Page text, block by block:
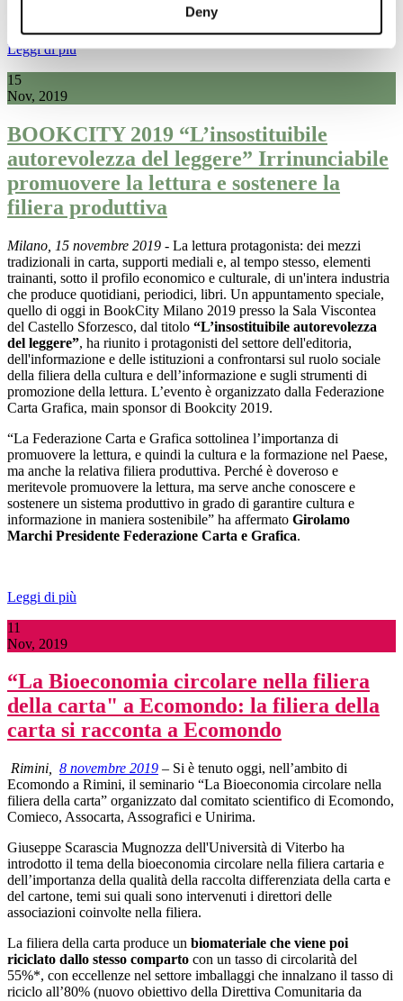
Deny
Leggi di più
15
Nov, 2019
BOOKCITY 2019 “L’insostituibile
autorevolezza del leggere” Irrinunciabile
promuovere la lettura e sostenere la
filiera produttiva
Milano, 15 novembre 2019 - La lettura protagonista: dei mezzi
tradizionali in carta, supporti mediali e, al tempo stesso, elementi
trainanti, sotto il profilo economico e culturale, di un'intera industria
che produce quotidiani, periodici, libri. Un appuntamento speciale,
quello di oggi in BookCity Milano 2019 presso la Sala Viscontea
del Castello Sforzesco, dal titolo “L’insostituibile autorevolezza
del leggere”, ha riunito i protagonisti del settore dell'editoria,
dell'informazione e delle istituzioni a confrontarsi sul ruolo sociale
della filiera della cultura e dell’informazione e sugli strumenti di
promozione della lettura. L’evento è organizzato dalla Federazione
Carta Grafica, main sponsor di Bookcity 2019.
“La Federazione Carta e Grafica sottolinea l’importanza di
promuovere la lettura, e quindi la cultura e la formazione nel Paese,
ma anche la relativa filiera produttiva. Perché è doveroso e
meritevole promuovere la lettura, ma serve anche conoscere e
sostenere un sistema produttivo in grado di garantire cultura e
informazione in maniera sostenibile” ha affermato Girolamo
Marchi Presidente Federazione Carta e Grafica.
Leggi di più
11
Nov, 2019
“La Bioeconomia circolare nella filiera
della carta" a Ecomondo: la filiera della
carta si racconta a Ecomondo
Rimini, 8 novembre 2019 – Si è tenuto oggi, nell’ambito di
Ecomondo a Rimini, il seminario “La Bioeconomia circolare nella
filiera della carta” organizzato dal comitato scientifico di Ecomondo,
Comieco, Assocarta, Assografici e Unirima.
Giuseppe Scarascia Mugnozza dell'Università di Viterbo ha
introdotto il tema della bioeconomia circolare nella filiera cartaria e
dell’importanza della qualità della raccolta differenziata della carta e
del cartone, temi sui quali sono intervenuti i direttori delle
associazioni coinvolte nella filiera.
La filiera della carta produce un biomateriale che viene poi
riciclato dallo stesso comparto con un tasso di circolarità del
55%*, con eccellenze nel settore imballaggi che innalzano il tasso di
riciclo all’80% (nuovo obiettivo della Direttiva Comunitaria da